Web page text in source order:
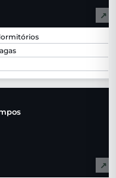
↗
↗